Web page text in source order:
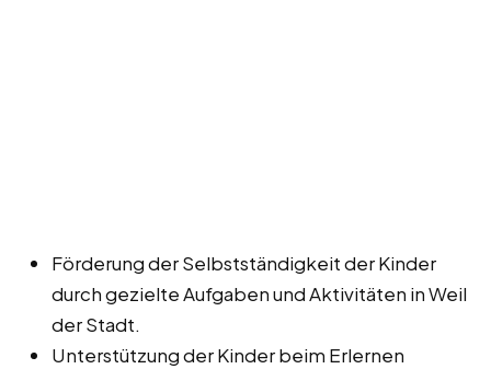
Förderung der Selbstständigkeit der Kinder
durch gezielte Aufgaben und Aktivitäten in Weil
der Stadt.
Unterstützung der Kinder beim Erlernen